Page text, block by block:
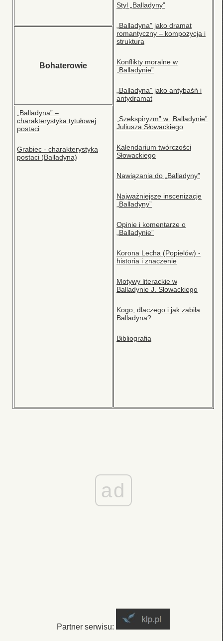
Styl „Balladyny”
„Balladyna” jako dramat
romantyczny – kompozycja i
struktura
Konflikty moralne w
„Balladynie”
„Balladyna” jako antybaśń i
antydramat
„Szekspiryzm” w „Balladynie”
Juliusza Słowackiego
Kalendarium twórczości
Słowackiego
Nawiązania do „Balladyny”
Najważniejsze inscenizacje
„Balladyny”
Opinie i komentarze o
„Balladynie”
Korona Lecha (Popielów) -
historia i znaczenie
Motywy literackie w
Balladynie J. Słowackiego
Kogo, dlaczego i jak zabiła
Balladyna?
Bibliografia
Bohaterowie
„Balladyna” –
charakterystyka tytułowej
postaci
Grabiec - charakterystyka
postaci (Balladyna)
ad
Partner serwisu: